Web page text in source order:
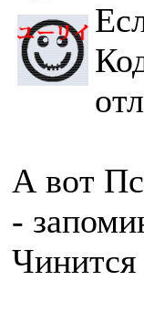
А вот
-
Чинится